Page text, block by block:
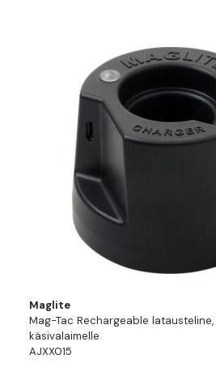
Maglite
Mag-Tac Rechargeable latausteline,
käsivalaimelle
AJXX015